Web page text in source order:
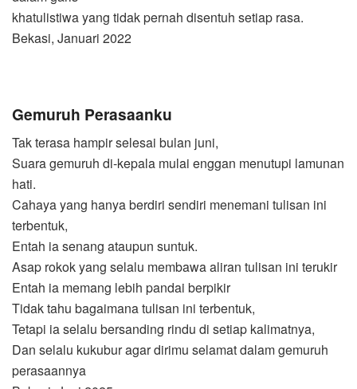
khatulistiwa yang tidak pernah disentuh setiap rasa.
Bekasi, Januari 2022
Gemuruh Perasaanku
Tak terasa hampir selesai bulan juni,
Suara gemuruh di-kepala mulai enggan menutupi lamunan
hati.
Cahaya yang hanya berdiri sendiri menemani tulisan ini
terbentuk,
Entah ia senang ataupun suntuk.
Asap rokok yang selalu membawa aliran tulisan ini terukir
Entah ia memang lebih pandai berpikir
Tidak tahu bagaimana tulisan ini terbentuk,
Tetapi ia selalu bersanding rindu di setiap kalimatnya,
Dan selalu kukubur agar dirimu selamat dalam gemuruh
perasaannya